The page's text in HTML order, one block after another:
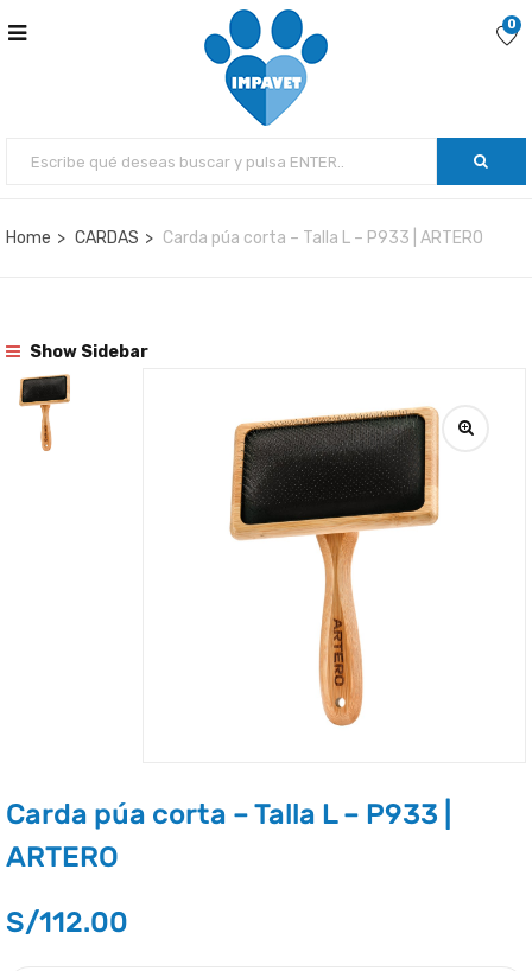
0
Home CARDAS Carda púa corta – Talla L – P933 | ARTERO
Show Sidebar
Carda púa corta – Talla L – P933 |
ARTERO
S/112.00